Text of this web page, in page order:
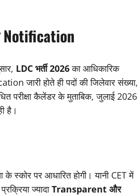
LDC भर्ती 2026का आधिकारिक
जारी होते ही पदों की जिलेवार संख्या,
परीक्षा कैलेंडर के मुताबिक, जुलाई 2026
है।
के स्कोर पर आधारित होगी। यानी CET में
ज्यादाTransparent और